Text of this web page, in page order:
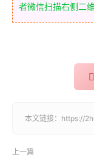
者微信扫描右侧二
本文链接： https://
上一篇